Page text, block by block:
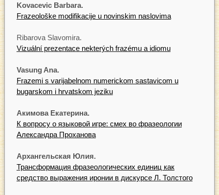
Kovacevic Barbara.
Frazeološke modifikacije u novinskim naslovima
Ribarova Slavomira.
Vizuální prezentace nekterých frazému a idiomu
Vasung Ana.
Frazemi s varijabelnom numerickom sastavicom u
bugarskom i hrvatskom jeziku
Акимова Екатерина.
К вопросу о языковой игре: смех во фразеологии
Александра Проханова
Архангельская Юлия.
Трансформация фразеологических единиц как
средство выражения иронии в дискурсе Л. Толстого